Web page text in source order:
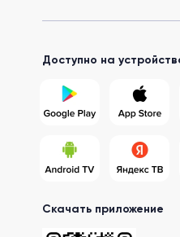
Доступно на
Скачать приложение